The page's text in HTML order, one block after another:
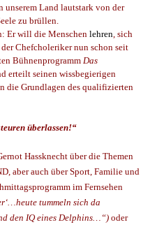
unserem Land lautstark von der
zu brüllen.
Er will die Menschen lehren , sich
Chefcholeriker nun schon seit
Bühnenprogramm Das
erteilt seinen wissbegierigen
die Grundlagen des qualifizierten
überlassen!“
Hassknecht über die Themen
aber auch überSport, Familie und
im Fernsehen
tummeln sich da
den IQ eines Delphins…“) oder